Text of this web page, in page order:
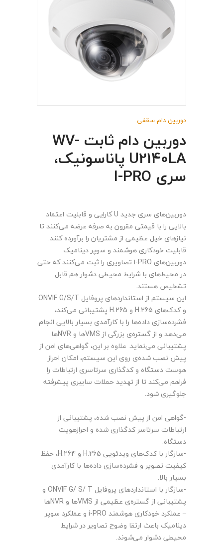
دوربین دام سقفی
دوربین دام ثابت WV-
U2140LA پاناسونیک،
سری I-PRO
دوربین‌های سری جدید U کارایی و قابلیت اعتماد
بالایی را با قیمتی مقرون به صرفه عرضه می‌کنند تا
نیازهای خیل عظیمی از مشتریان را برآورده کنند.
قابلیت خودکاری هوشمند و سوپر دینامیک
دوربین‌های i-PRO تصاویری را ثبت می‌کنند که حتی
در محیط‌های با شرایط محیطی دشوار هم قابل
تشخیص هستند.
این سیستم از استانداردهای پروفایل ONVIF G/S/T
و کدک‌های H.265 و H.265 پشتیبانی می‌کند،
فشرده‌سازی داده‌ها را با کارآمدی بسیار بالایی انجام
می‌دهد و از گستره‌ی بزرگی از VMSها و NVRها
پشتیبانی می‌نماید. علاوه بر این، گواهی‌های امن از
پیش نصب شده‌ی روی این سیستم، امکان احراز
هوست دستگاه و کدگذاری سرتاسری ارتباطات را
فراهم می‌کند تا از تهدید حملات سایبری پیشرفته
جلوگیری شود.
-گواهی امن از پیش نصب شده، پشتیبانی از
ارتباطات سرتاسر کدگذاری شده و احرازهویت
دستگاه.
-سازگار با کدک‌های ویدئویی H.265 و H.264، حفظ
کیفیت تصویر و فشرده‌سازی داده‌ها با کارآمدی
بسیار بالا.
-سازگار با استانداردهای پروفایل ONVIF G/ S/ T و
پشتیبانی از گستره‌ی عظیمی از VMSها و NVRها
– عملکرد خودکاری هوشمند i-PRO و عملکرد سوپر
دینامیک باعث ارتقا وضوح تصاویر در شرایط
محیطی دشوار می‌شوند.